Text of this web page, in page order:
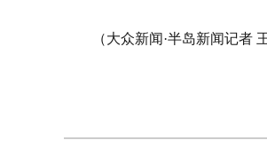
（大众新闻·半岛新闻记者